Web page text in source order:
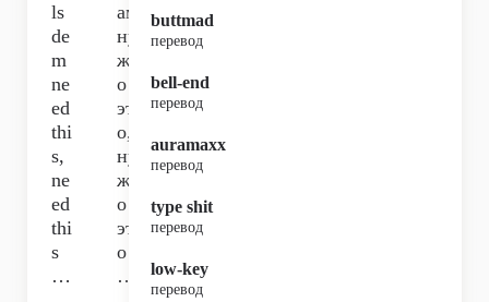
ls
de
m
ne
ed
thi
s,
ne
ed
thi
s
…
ам
ну
жн
о
эт
о,
ну
жн
о
эт
о
…
buttmad
перевод
bell-end
перевод
auramaxx
перевод
type shit
перевод
low-key
перевод